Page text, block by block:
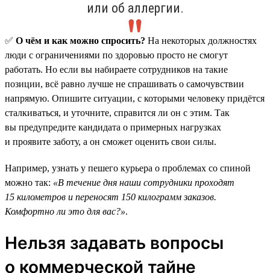
или об аллергии.
✅ О чём и как можно спросить? На некоторых должностях
люди с ограничениями по здоровью просто не смогут
работать. Но если вы набираете сотрудников на такие
позиции, всё равно лучше не спрашивать о самочувствии
напрямую. Опишите ситуации, с которыми человеку придётся
сталкиваться, и уточните, справится ли он с этим. Так
вы предупредите кандидата о примерных нагрузках
и проявите заботу, а он сможет оценить свои силы.
Например, узнать у пешего курьера о проблемах со спиной
можно так: «В течение дня наши сотрудники проходят
15 километров и переносят 150 килограмм заказов.
Комфортно ли это для вас?».
Нельзя задавать вопросы
о коммерческой тайне